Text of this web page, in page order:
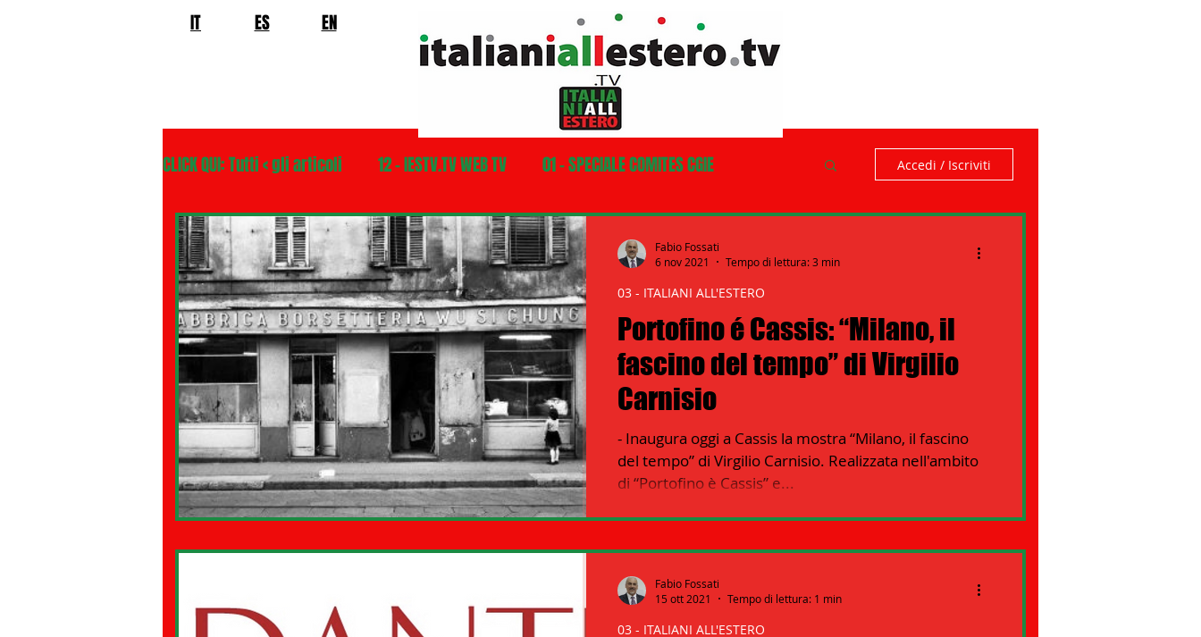
IT ES EN
CLICK QUI: Tutti < gli articoli 12 - IESTV.TV WEB TV 01 - SPECIALE COMITES CGIE
02 - TURISMO DELLE RADICI 03 - ITALIANI ALL'ESTERO 03 bis - Giro del Mondo
04 - ITALIANI ALL'ESTERO Europa 05 - ITALIANI ALL'ESTERO Africa
06 - ITALIANI ALL'ESTERO Asia 07 - ITALIANI ALL'ESTERO Australia
08 - ITALIANI IN OCEANIA 09 - ITALIANI ALL'ESTERO Nord Amer
11 - ITALIANI ALL'ESTERO Sud Amer 13 - ISTITUZIONI 14 - IIC IST. ITALIANO CULTURA
17 - ASSOCIAZIONI
Accedi / Iscriviti
Portofino é Cassis: “Milano, il
fascino del tempo” di Virgilio
Carnisio
- Inaugura oggi a Cassis la mostra “Milano, il fascino
del tempo” di Virgilio Carnisio. Realizzata nell'ambito
di “Portofino è Cassis” e...
03 - ITALIANI ALL'ESTERO
Fabio Fossati
6 nov 2021
Tempo di lettura: 3 min
03 - ITALIANI ALL'ESTERO
Fabio Fossati
15 ott 2021
Tempo di lettura: 1 min